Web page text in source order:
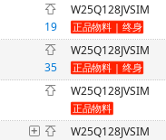
19
W25Q128JVSIM
35
W25Q128JVSIM
W25Q128JVSIM
W25Q128JVSIM